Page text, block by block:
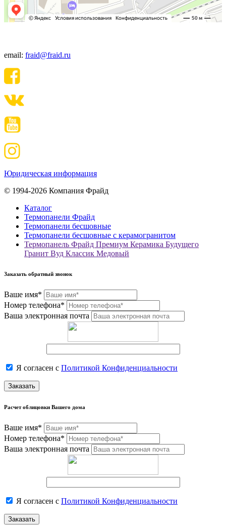
email: fraid@fraid.ru
Юридическая информация
© 1994-2026 Компания Фрайд
Каталог
Термопанели Фрайд
Термопанели бесшовные
Термопанели бесшовные с керамогранитом
Термопанель Фрайд Премиум Керамика Будущего
Гранит Вуд Классик Медовый
Заказать обратный звонок
Ваше имя*
Номер телефона*
Ваша электронная почта
Я согласен с Политикой Конфиденциальности
Заказать
Расчет облицовки Вашего дома
Ваше имя*
Номер телефона*
Ваша электронная почта
Я согласен с Политикой Конфиденциальности
Заказать